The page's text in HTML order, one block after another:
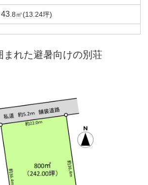
43.8㎡(13.24坪)
まれた避暑向けの別荘